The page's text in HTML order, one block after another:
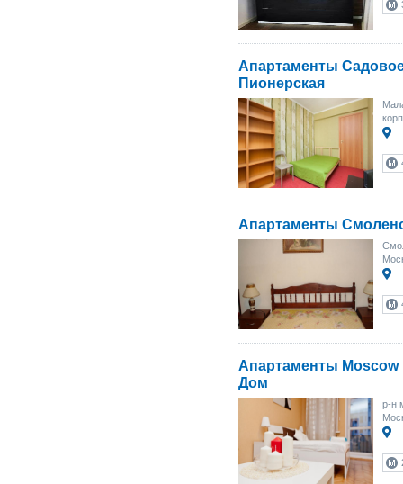
Апартаменты
Пионерская
Апартаменты
Апартаменты
Дом
р-н